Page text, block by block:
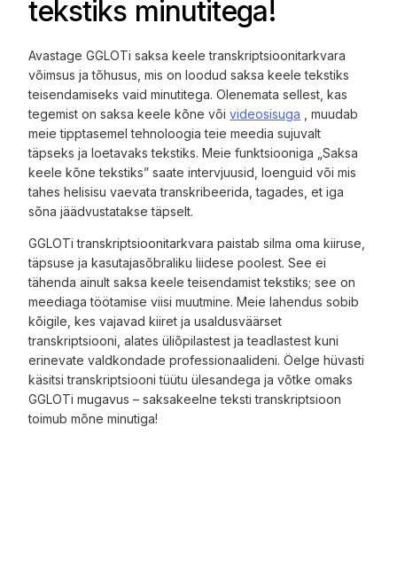
tekstiks minutitega!
Avastage GGLOTi saksa keele transkriptsioonitarkvara
võimsus ja tõhusus, mis on loodud saksa keele tekstiks
teisendamiseks vaid minutitega. Olenemata sellest, kas
tegemist on saksa keele kõne võivideosisuga , muudab
meie tipptasemel tehnoloogia teie meedia sujuvalt
täpseks ja loetavaks tekstiks. Meie funktsiooniga „Saksa
keele kõne tekstiks” saate intervjuusid, loenguid või mis
tahes helisisu vaevata transkribeerida, tagades, et iga
sõna jäädvustatakse täpselt.
GGLOTi transkriptsioonitarkvara paistab silma oma kiiruse,
täpsuse ja kasutajasõbraliku liidese poolest. See ei
tähenda ainult saksa keele teisendamist tekstiks; see on
meediaga töötamise viisi muutmine. Meie lahendus sobib
kõigile, kes vajavad kiiret ja usaldusväärset
transkriptsiooni, alates üliõpilastest ja teadlastest kuni
erinevate valdkondade professionaalideni. Öelge hüvasti
käsitsi transkriptsiooni tüütu ülesandega ja võtke omaks
GGLOTi mugavus – saksakeelne teksti transkriptsioon
toimub mõne minutiga!